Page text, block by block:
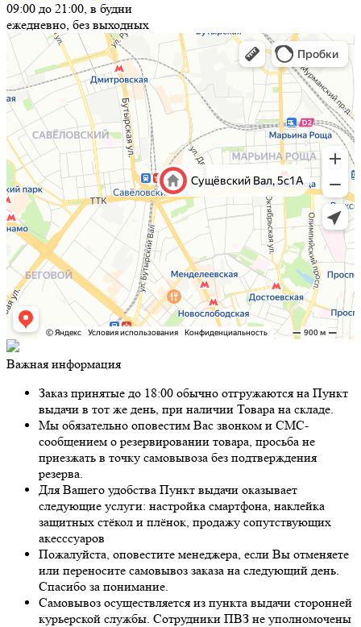
09:00 до 21:00, в будни
ежедневно, без выходных
Важная информация
Заказ принятые до 18:00 обычно отгружаются на Пункт
выдачи в тот же день, при наличии Товара на складе.
Мы обязательно оповестим Вас звонком и СМС-
сообщением о резервировании товара, просьба не
приезжать в точку самовывоза без подтверждения
резерва.
Для Вашего удобства Пункт выдачи оказывает
следующие услуги: настройка смартфона, наклейка
защитных стёкол и плёнок, продажу сопутствующих
акесссуаров
Пожалуйста, оповестите менеджера, если Вы отменяете
или переносите самовывоз заказа на следующий день.
Спасибо за понимание.
Самовывоз осуществляется из пункта выдачи сторонней
курьерской службы. Сотрудники ПВЗ не уполномочены